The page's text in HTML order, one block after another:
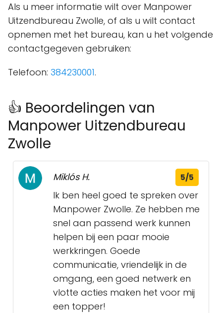
Als u meer informatie wilt over Manpower
Uitzendbureau Zwolle, of als u wilt contact
opnemen met het bureau, kan u het volgende
contactgegeven gebruiken:
Telefoon: 384230001.
👍 Beoordelingen van
Manpower Uitzendbureau
Zwolle
Miklós H. 5/5
Ik ben heel goed te spreken over
Manpower Zwolle. Ze hebben me
snel aan passend werk kunnen
helpen bij een paar mooie
werkkringen. Goede
communicatie, vriendelijk in de
omgang, een goed netwerk en
vlotte acties maken het voor mij
een topper!